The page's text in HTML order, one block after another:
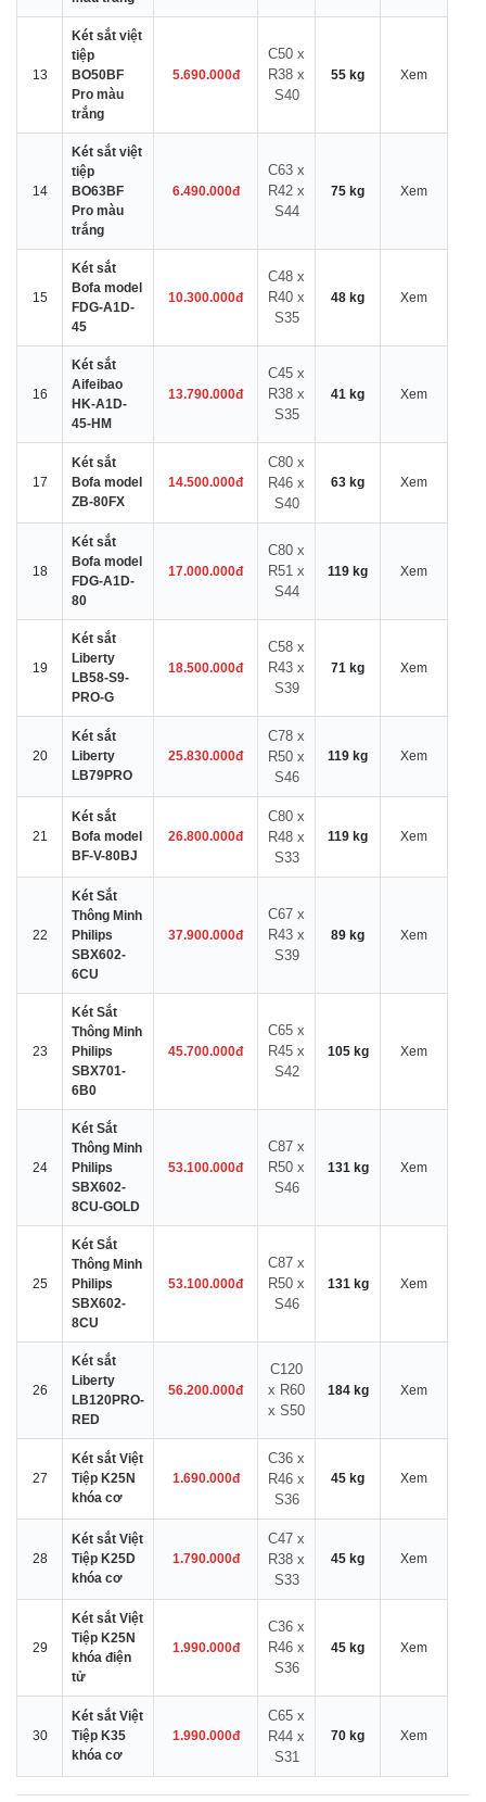
13
Két sắt việt
tiệp
BO50BF
Pro màu
trắng
5.690.000đ
C50 x
R38 x
S40
55 kg Xem
14
Két sắt việt
tiệp
BO63BF
Pro màu
trắng
6.490.000đ
C63 x
R42 x
S44
75 kg Xem
15
Két sắt
Bofa model
FDG-A1D-
45
10.300.000đ
C48 x
R40 x
S35
48 kg Xem
16
Két sắt
Aifeibao
HK-A1D-
45-HM
13.790.000đ
C45 x
R38 x
S35
41 kg Xem
17
Két sắt
Bofa model
ZB-80FX
14.500.000đ
C80 x
R46 x
S40
63 kg Xem
18
Két sắt
Bofa model
FDG-A1D-
80
17.000.000đ
C80 x
R51 x
S44
119 kg Xem
19
Két sắt
Liberty
LB58-S9-
PRO-G
18.500.000đ
C58 x
R43 x
S39
71 kg Xem
20
Két sắt
Liberty
LB79PRO
25.830.000đ
C78 x
R50 x
S46
119 kg Xem
21
Két sắt
Bofa model
BF-V-80BJ
26.800.000đ
C80 x
R48 x
S33
119 kg Xem
22
Két Sắt
Thông Minh
Philips
SBX602-
6CU
37.900.000đ
C67 x
R43 x
S39
89 kg Xem
23
Két Sắt
Thông Minh
Philips
SBX701-
6B0
45.700.000đ
C65 x
R45 x
S42
105 kg Xem
24
Két Sắt
Thông Minh
Philips
SBX602-
8CU-GOLD
53.100.000đ
C87 x
R50 x
S46
131 kg Xem
25
Két Sắt
Thông Minh
Philips
SBX602-
8CU
53.100.000đ
C87 x
R50 x
S46
131 kg Xem
26
Két sắt
Liberty
LB120PRO-
RED
56.200.000đ
C120
x R60
x S50
184 kg Xem
27
Két sắt Việt
Tiệp K25N
khóa cơ
1.690.000đ
C36 x
R46 x
S36
45 kg Xem
28
Két sắt Việt
Tiệp K25D
khóa cơ
1.790.000đ
C47 x
R38 x
S33
45 kg Xem
29
Két sắt Việt
Tiệp K25N
khóa điện
tử
1.990.000đ
C36 x
R46 x
S36
45 kg Xem
30
Két sắt Việt
Tiệp K35
khóa cơ
1.990.000đ
C65 x
R44 x
S31
70 kg Xem